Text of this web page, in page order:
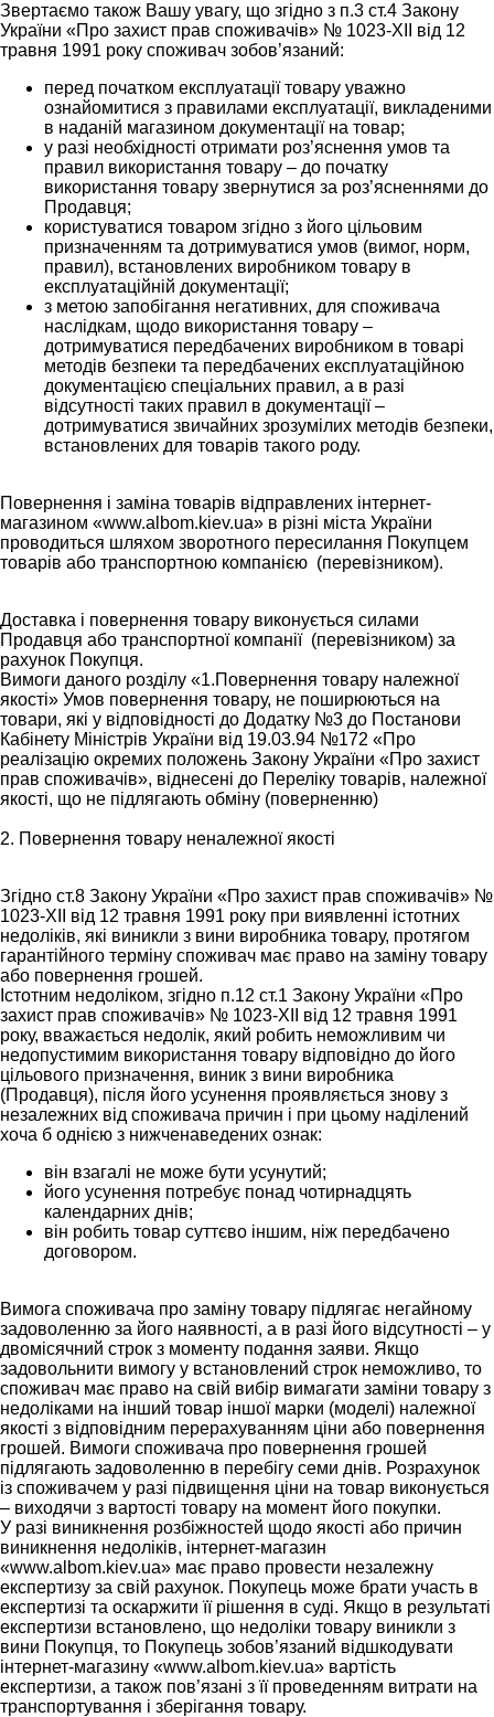
Звертаємо також Вашу увагу, що згідно з п.3 ст.4 Закону
України «Про захист прав споживачів» № 1023-XII від 12
травня 1991 року споживач зобов’язаний:
перед початком експлуатації товару уважно
ознайомитися з правилами експлуатації, викладеними
в наданій магазином документації на товар;
у разі необхідності отримати роз’яснення умов та
правил використання товару – до початку
використання товару звернутися за роз’ясненнями до
Продавця;
користуватися товаром згідно з його цільовим
призначенням та дотримуватися умов (вимог, норм,
правил), встановлених виробником товару в
експлуатаційній документації;
з метою запобігання негативних, для споживача
наслідкам, щодо використання товару –
дотримуватися передбачених виробником в товарі
методів безпеки та передбачених експлуатаційною
документацією спеціальних правил, а в разі
відсутності таких правил в документації –
дотримуватися звичайних зрозумілих методів безпеки,
встановлених для товарів такого роду.
Повернення і заміна товарів відправлених інтернет-
магазином «www.albom.kiev.ua» в різні міста України
проводиться шляхом зворотного пересилання Покупцем
товарів або транспортною компанією (перевізником).
Доставка і повернення товару виконується силами
Продавця або транспортної компанії (перевізником) за
рахунок Покупця.
Вимоги даного розділу «1.Повернення товару належної
якості» Умов повернення товару, не поширюються на
товари, які у відповідності до Додатку №3 до Постанови
Кабінету Міністрів України від 19.03.94 №172 «Про
реалізацію окремих положень Закону України «Про захист
прав споживачів», віднесені до Переліку товарів, належної
якості, що не підлягають обміну (поверненню)
2. Повернення товару неналежної якості
Згідно ст.8 Закону України «Про захист прав споживачів» №
1023-XII від 12 травня 1991 року при виявленні істотних
недоліків, які виникли з вини виробника товару, протягом
гарантійного терміну споживач має право на заміну товару
або повернення грошей.
Істотним недоліком, згідно п.12 ст.1 Закону України «Про
захист прав споживачів» № 1023-XII від 12 травня 1991
року, вважається недолік, який робить неможливим чи
недопустимим використання товару відповідно до його
цільового призначення, виник з вини виробника
(Продавця), після його усунення проявляється знову з
незалежних від споживача причин і при цьому наділений
хоча б однією з нижченаведених ознак:
він взагалі не може бути усунутий;
його усунення потребує понад чотирнадцять
календарних днів;
він робить товар суттєво іншим, ніж передбачено
договором.
Вимога споживача про заміну товару підлягає негайному
задоволенню за його наявності, а в разі його відсутності – у
двомісячний строк з моменту подання заяви. Якщо
задовольнити вимогу у встановлений строк неможливо, то
споживач має право на свій вибір вимагати заміни товару з
недоліками на інший товар іншої марки (моделі) належної
якості з відповідним перерахуванням ціни або повернення
грошей. Вимоги споживача про повернення грошей
підлягають задоволенню в перебігу семи днів. Розрахунок
із споживачем у разі підвищення ціни на товар виконується
– виходячи з вартості товару на момент його покупки.
У разі виникнення розбіжностей щодо якості або причин
виникнення недоліків, інтернет-магазин
«www.albom.kiev.ua» має право провести незалежну
експертизу за свій рахунок. Покупець може брати участь в
експертизі та оскаржити її рішення в суді. Якщо в результаті
експертизи встановлено, що недоліки товару виникли з
вини Покупця, то Покупець зобов’язаний відшкодувати
інтернет-магазину «www.albom.kiev.ua» вартість
експертизи, а також пов’язані з її проведенням витрати на
транспортування і зберігання товару.